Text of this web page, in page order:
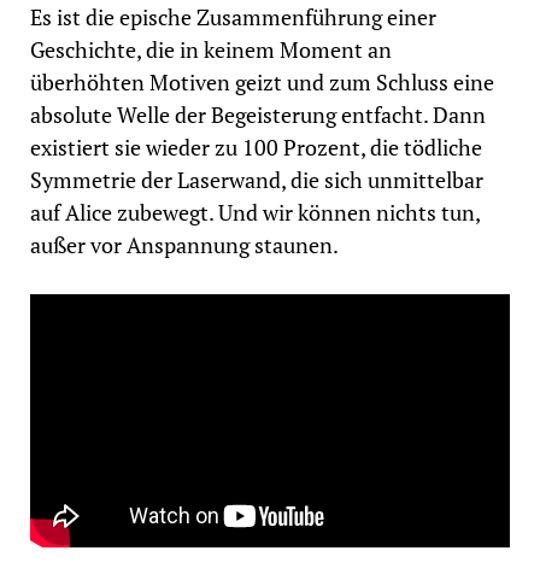
Es ist die epische Zusammenführung einer
Geschichte, die in keinem Moment an
überhöhten Motiven geizt und zum Schluss eine
absolute Welle der Begeisterung entfacht. Dann
existiert sie wieder zu 100 Prozent, die tödliche
Symmetrie der Laserwand, die sich unmittelbar
auf Alice zubewegt. Und wir können nichts tun,
außer vor Anspannung staunen.